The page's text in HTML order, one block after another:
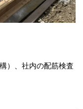
）、社内の配筋検査